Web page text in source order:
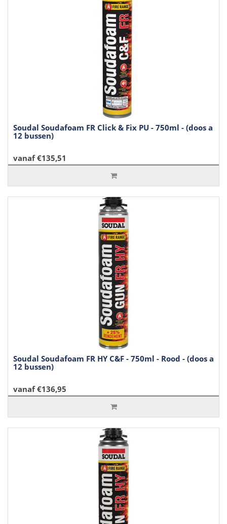
Soudal Soudafoam FR Click & Fix PU - 750ml - (doos a
12 bussen)
vanaf €135,51
Soudal Soudafoam FR HY C&F - 750ml - Rood - (doos a
12 bussen)
vanaf €136,95